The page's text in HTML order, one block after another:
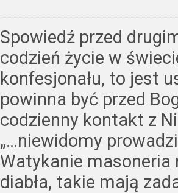
Spowiedź przed
codzień życie w
konfesjonału, to jest
powinna być przed
codzienny kontakt z
„…niewidomy
Watykanie
diabła, takie mają